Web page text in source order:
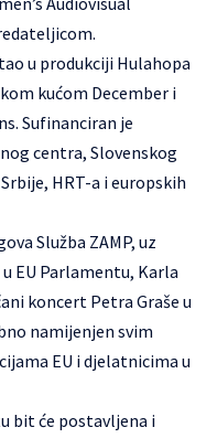
u produkciji Hulahopa
kućom December i
Sufinanciran je
centra, Slovenskog
HRT-a i europskih
Služba ZAMP, uz
EU Parlamentu, Karla
koncert Petra Graše u
namijenjen svim
EU i djelatnicima u
bit će postavljena i